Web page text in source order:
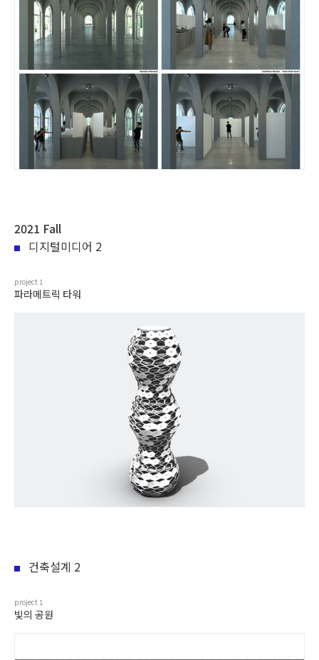
2021 Fall
디지털미디어 2
project 1
파라메트릭 타워
건축설계 2
project 1
빛의 공원